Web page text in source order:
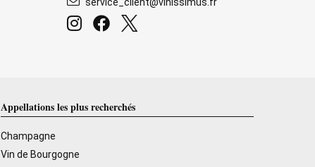
Appellations les plus recherchés
Champagne
Vin de Bourgogne